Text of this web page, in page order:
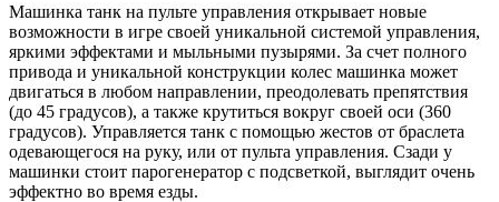
Машинка танк на пульте управления открывает новые
возможности в игре своей уникальной системой управления,
яркими эффектами и мыльными пузырями. За счет полного
привода и уникальной конструкции колес машинка может
двигаться в любом направлении, преодолевать препятствия
(до 45 градусов), а также крутиться вокруг своей оси (360
градусов). Управляется танк с помощью жестов от браслета
одевающегося на руку, или от пульта управления. Сзади у
машинки стоит парогенератор с подсветкой, выглядит очень
эффектно во время езды.